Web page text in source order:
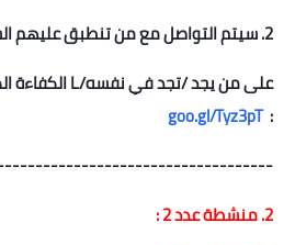
2. سيتم التواصل مع من تنطبق عليهم الشروط وإجراء مقابلات.
على من يجد /تجد في نفسه/ـا الكفاءة
:
goo.gl/Tyz3pT
2. منشطة عدد 2 :